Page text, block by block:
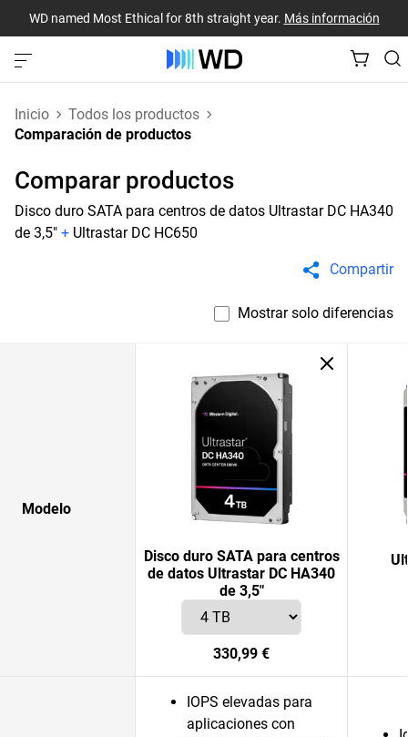
WD named Most Ethical for 8th straight year. Más información
Inicio
Todos los productos
Comparación de productos
Comparar productos
Disco duro SATA para centros de datos Ultrastar DC HA340
de 3,5" + Ultrastar DC HC650
Compartir
Mostrar solo diferencias
Modelo
Disco duro SATA para centros
de datos Ultrastar DC HA340
de 3,5"
330,99 €
IOPS elevadas para
aplicaciones con